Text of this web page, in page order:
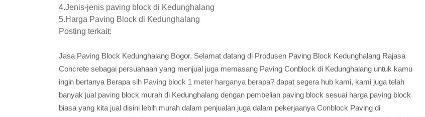
4.Jenis-jenis paving block di Kedunghalang
5.Harga Paving Block di Kedunghalang
Posting terkait:
Jasa Paving Block Kedunghalang Bogor, Selamat datang di Produsen Paving Block Kedunghalang Rajasa
Concrete sebagai persuahaan yang menjual juga memasang Paving Conblock di Kedunghalang untuk kamu
ingin bertanya Berapa sih Paving block 1 meter harganya berapa? dapat segera hub kami, kami juga telah
banyak jual paving block murah di Kedunghalang dengan pembelian paving block sesuai harga paving block
biasa yang kita jual disini lebih murah dalam penjualan juga dalam pekerjaanya Conblock Paving di